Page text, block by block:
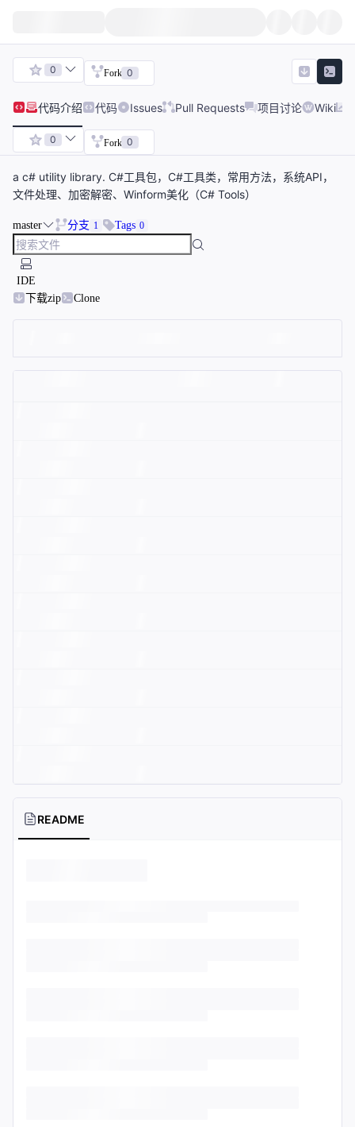
0 Fork 0
代码介绍 代码 Issues Pull Requests 项目讨论 Wiki
0 Fork 0
a c# utility library. C#工具包，C#工具类，常用方法，系统API，
文件处理、加密解密、Winform美化（C# Tools）
master 分支 1 Tags 0
IDE
下载zip
Clone
README